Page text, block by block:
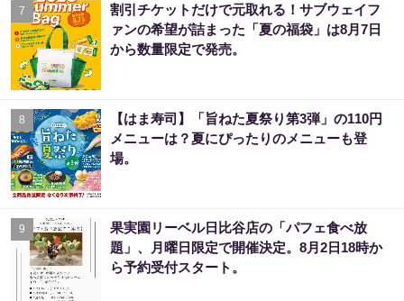
7
割引チケットだけで元取れる！サブウェイフ
ァンの希望が詰まった「夏の福袋」は8月7日
から数量限定で発売。
8
【はま寿司】「旨ねた夏祭り第3弾」の110円
メニューは？夏にぴったりのメニューも登
場。
9
果実園リーベル日比谷店の「パフェ食べ放
題」、月曜日限定で開催決定。8月2日18時か
ら予約受付スタート。